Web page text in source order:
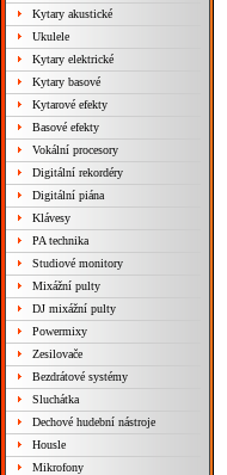
Kytary akustické
Ukulele
Kytary elektrické
Kytary basové
Kytarové efekty
Basové efekty
Vokální procesory
Digitální rekordéry
Digitální piána
Klávesy
PA technika
Studiové monitory
Mixážní pulty
DJ mixážní pulty
Powermixy
Zesilovače
Bezdrátové systémy
Sluchátka
Dechové hudební nástroje
Housle
Mikrofony